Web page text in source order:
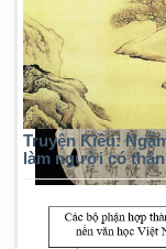
Truyện Kiều:
làm người có thân